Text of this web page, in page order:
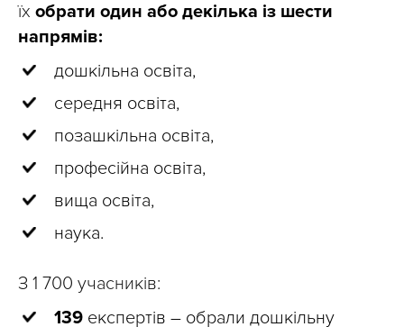
їх обрати один або декілька із шести
напрямів:
дошкільна освіта,
середня освіта,
позашкільна освіта,
професійна освіта,
вища освіта,
наука.
З 1 700 учасників:
139 експертів – обрали дошкільну